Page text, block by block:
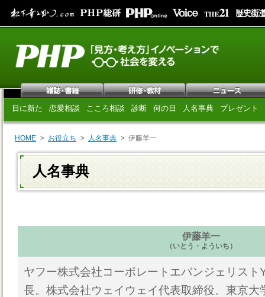
日に新た 恋愛相談 こころ相談 診断 何の日 人名事典 プレゼント
HOME お役立ち 人名事典 伊藤羊一
人名事典
伊藤羊一
（いとう・よういち）
ヤフー株式会社コーポレートエバンジェリスト
長。株式会社ウェイウェイ代表取締役。東京大